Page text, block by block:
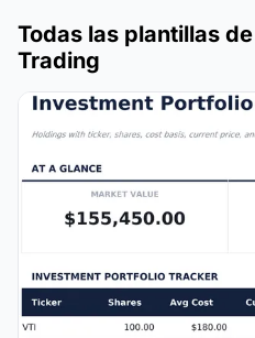
Todas las plantillas
Trading